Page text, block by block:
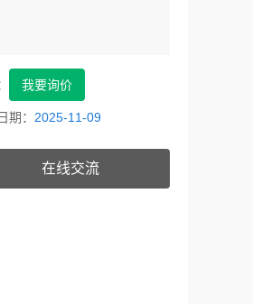
我要询价
期： 2025-11-09
在线交流